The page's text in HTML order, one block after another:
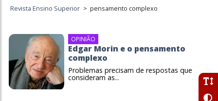
Revista Ensino Superior > pensamento complexo
OPINIÃO
Edgar Morin e o pensamento
complexo
Problemas precisam de respostas que
consideram as...